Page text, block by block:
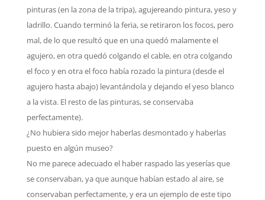
pinturas (en la zona de la tripa), agujereando pintura, yeso y
ladrillo. Cuando terminó la feria, se retiraron los focos, pero
mal, de lo que resultó que en una quedó malamente el
agujero, en otra quedó colgando el cable, en otra colgando
el foco y en otra el foco había rozado la pintura (desde el
agujero hasta abajo) levantándola y dejando el yeso blanco
a la vista. El resto de las pinturas, se conservaba
perfectamente).
¿No hubiera sido mejor haberlas desmontado y haberlas
puesto en algún museo?
No me parece adecuado el haber raspado las yeserías que
se conservaban, ya que aunque habían estado al aire, se
conservaban perfectamente, y era un ejemplo de este tipo